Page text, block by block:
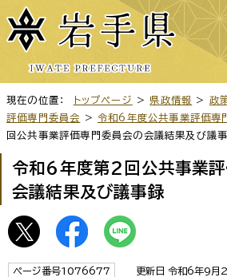
現在の位置： トップページ > 県政情報 > 政
評価専門委員会
>令和6年度公共事業評価専
回公共事業評価専門委員会の会議結果及び議
令和6年度第2回公共事業
会議結果及び議事録
ページ番号1076677 更新日 令和6年9月